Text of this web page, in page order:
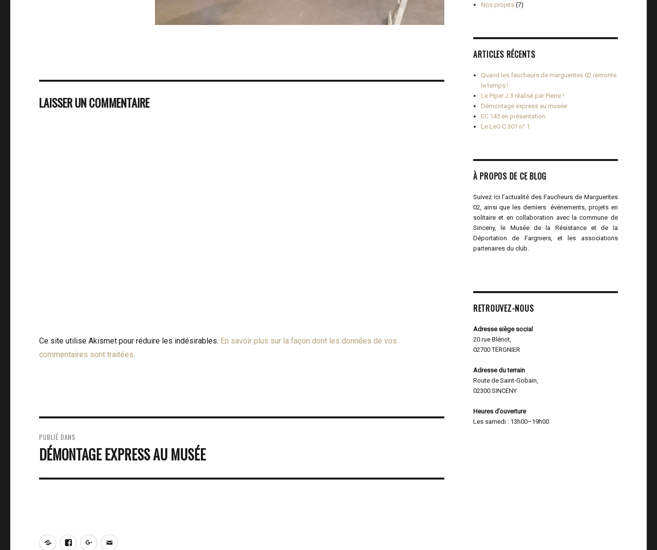
LAISSER UN COMMENTAIRE
Ce site utilise Akismet pour réduire les indésirables. En savoir plus sur la façon dont les données de vos
commentaires sont traitées.
NAVIGATION
DE
PUBLIÉ DANS
DÉMONTAGE EXPRESS AU MUSÉE
Nos projets (7)
ARTICLES RÉCENTS
Quand les faucheurs de marguerites 02 remonte
le temps !
Le Piper J 3 réalisé par Pierre !
Démontage express au musée
EC 145 en présentation
Le LeO C.301 n° 1
À PROPOS DE CE BLOG
Suivez ici l’actualité des Faucheurs de Marguerites
02, ainsi que les derniers événements, projets en
solitaire et en collaboration avec la commune de
Sinceny, le Musée de la Résistance et de la
Déportation de Fargniers, et les associations
partenaires du club.
RETROUVEZ-NOUS
Adresse siège social
20 rue Blériot,
02700 TERGNIER
Adresse du terrain
Route de Saint-Gobain,
02300 SINCENY
Heures d’ouverture
Les samedi : 13h00–19h00
NotreFacebook
Google+
E-